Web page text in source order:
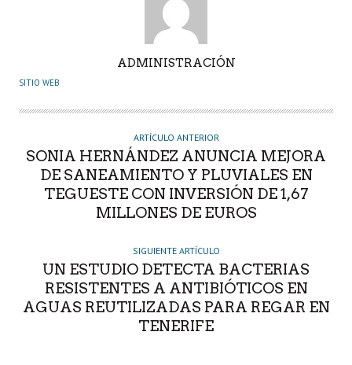
U
O
ADMINISTRACIÓN
SITIO WEB
ARTÍCULO ANTERIOR
SONIA HERNÁNDEZ ANUNCIA MEJORA
DE SANEAMIENTO Y PLUVIALES EN
TEGUESTE CON INVERSIÓN DE 1,67
MILLONES DE EUROS
SIGUIENTE ARTÍCULO
UN ESTUDIO DETECTA BACTERIAS
RESISTENTES A ANTIBIÓTICOS EN
AGUAS REUTILIZADAS PARA REGAR EN
TENERIFE